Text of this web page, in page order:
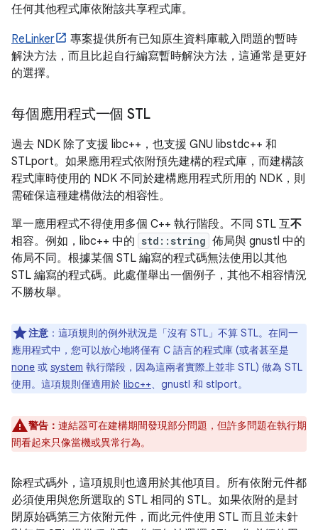
任何其他程式庫依附該共享程式庫。
ReLinker
專案提供所有已知原生資料庫載入問題的暫時
解決方法，而且比起自行編寫暫時解決方法，這通常是更好
的選擇。
每個應用程式一個 STL
過去 NDK 除了支援 libc++，也支援 GNU libstdc++ 和
STLport。如果應用程式依附預先建構的程式庫，而建構該
程式庫時使用的 NDK 不同於建構應用程式所用的 NDK，則
需確保這種建構做法的相容性。
單一應用程式不得使用多個 C++ 執行階段。不同 STL 互不
相容。例如，libc++ 中的 std::string 佈局與 gnustl 中的
佈局不同。根據某個 STL 編寫的程式碼無法使用以其他
STL 編寫的程式碼。此處僅舉出一個例子，其他不相容情況
不勝枚舉。
注意 ： 這項規則的例外狀況是「沒有 STL」不算 STL。在同一
應用程式中，您可以放心地將僅有 C 語言的程式庫 (或者甚至是
none 或 system 執行階段，因為這兩者實際上並非 STL) 做為 STL
使用。這項規則僅適用於 libc++、gnustl 和 stlport。
警告： 連結器可在建構期間發現部分問題，但許多問題在執行期
間看起來只像當機或異常行為。
除程式碼外，這項規則也適用於其他項目。所有依附元件都
必須使用與您所選取的 STL 相同的 STL。如果依附的是封
閉原始碼第三方依附元件，而此元件使用 STL 而且並未針